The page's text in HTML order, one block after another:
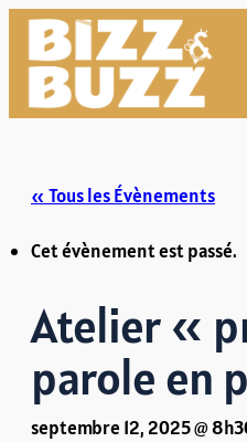
« Tous les Évènements
Cet évènement est passé.
Atelier «
parole en
septembre 12, 2025 @